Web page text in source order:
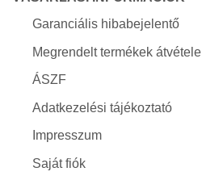
Garanciális hibabejelentő
Megrendelt termékek átvétele
ÁSZF
Adatkezelési tájékoztató
Impresszum
Saját fiók